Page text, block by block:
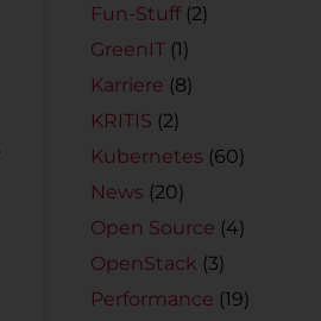
Fun-Stuff (2)
GreenIT (1)
Karriere (8)
KRITIS (2)
Kubernetes (60)
News (20)
Open Source (4)
OpenStack (3)
Performance (19)